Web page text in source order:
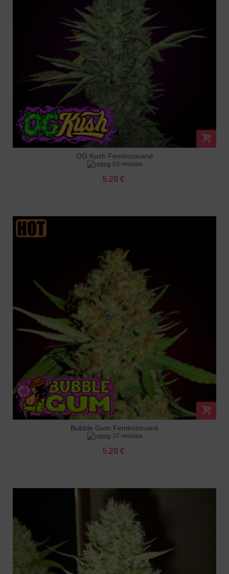
OG Kush Feminizované
53 reviews
5.20 €
Bubble Gum Feminizované
37 reviews
5.20 €